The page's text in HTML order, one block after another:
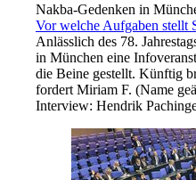
Nakba-Gedenken in
Vor welche Aufgaben stellt
Anlässlich des 78.
in München eine
die Beine gestellt. Künftig
fordert Miriam F. (Name
Interview: Hendrik